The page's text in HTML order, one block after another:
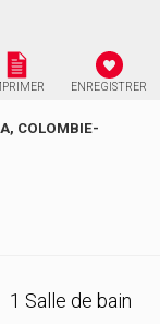
ENREGISTRER
COLOMBIE-
1 Salle de bain